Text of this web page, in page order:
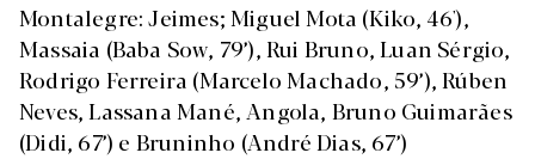
Montalegre: Jeimes; Miguel Mota (Kiko, 46'),
Massaia (Baba Sow, 79’), Rui Bruno, Luan Sérgio,
Rodrigo Ferreira (Marcelo Machado, 59’), Rúben
Neves, Lassana Mané, Angola, Bruno Guimarães
(Didi, 67’) e Bruninho (André Dias, 67’)